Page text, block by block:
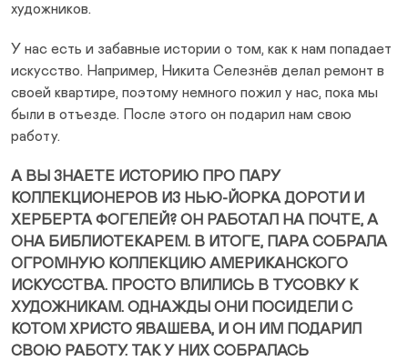
художников.
У нас есть и забавные истории о том, как к нам попадает
искусство. Например, Никита Селезнёв делал ремонт в
своей квартире, поэтому немного пожил у нас, пока мы
были в отъезде. После этого он подарил нам свою
работу.
А ВЫ ЗНАЕТЕ ИСТОРИЮ ПРО ПАРУ
КОЛЛЕКЦИОНЕРОВ ИЗ НЬЮ-ЙОРКА ДОРОТИ И
ХЕРБЕРТА ФОГЕЛЕЙ? ОН РАБОТАЛ НА ПОЧТЕ, А
ОНА БИБЛИОТЕКАРЕМ. В ИТОГЕ, ПАРА СОБРАЛА
ОГРОМНУЮ КОЛЛЕКЦИЮ АМЕРИКАНСКОГО
ИСКУССТВА. ПРОСТО ВЛИЛИСЬ В ТУСОВКУ К
ХУДОЖНИКАМ. ОДНАЖДЫ ОНИ ПОСИДЕЛИ С
КОТОМ ХРИСТО ЯВАШЕВА, И ОН ИМ ПОДАРИЛ
СВОЮ РАБОТУ. ТАК У НИХ СОБРАЛАСЬ